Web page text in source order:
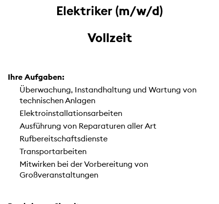
Elektriker (m/w/d)
Vollzeit
Ihre Aufgaben:
Überwachung, Instandhaltung und Wartung von
technischen Anlagen
Elektroinstallationsarbeiten
Ausführung von Reparaturen aller Art
Rufbereitschaftsdienste
Transportarbeiten
Mitwirken bei der Vorbereitung von
Großveranstaltungen